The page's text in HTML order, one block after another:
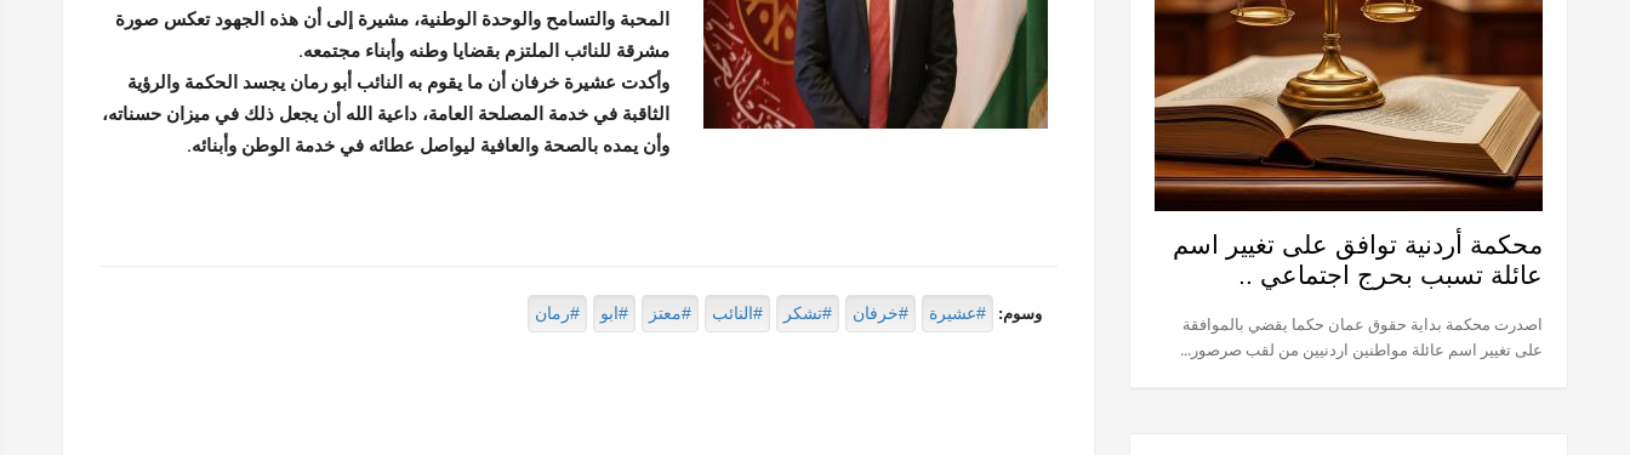
المحبة والتسامح والوحدة الوطنية، مشيرة إلى أن هذه الجهود تعكس صورة
مشرقة للنائب الملتزم بقضايا وطنه وأبناء مجتمعه.
وأكدت عشيرة خرفان أن ما يقوم به النائب أبو رمان يجسد الحكمة والرؤية
الثاقبة في خدمة المصلحة العامة، داعية الله أن يجعل ذلك في ميزان حسناته،
وأن يمده بالصحة والعافية ليواصل عطائه في خدمة الوطن وأبنائه.
وسوم: #عشيرة #خرفان #تشكر #النائب #معتز #ابو #رمان
محكمة أردنية توافق على تغيير اسم
عائلة تسبب بحرج اجتماعي ..
اصدرت محكمة بداية حقوق عمان حكما يقضي بالموافقة
على تغيير اسم عائلة مواطنين اردنيين من لقب صرصور...